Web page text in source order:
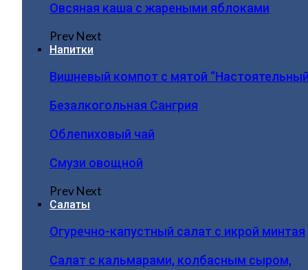
Овсяная каша с жареными яблоками
PrevNext
Напитки
Вишневый компот с мятой
Безалкогольная Сангрия
Облепиховый чай
Смузи овощной
PrevNext
Салаты
Огуречно-капустный салат с икрой минтая
Салат с кальмарами, колбасным сыром,